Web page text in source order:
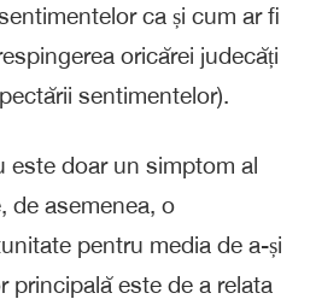
ca și cum ar fi
oricărei judecăți
sentimentelor).
este doar un simptom al
de asemenea, o
pentru media de a-și
principală este de a relata